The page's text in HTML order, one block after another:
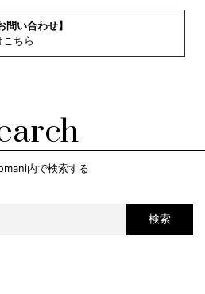
問い合わせ】
ちら
内で検索する
検索